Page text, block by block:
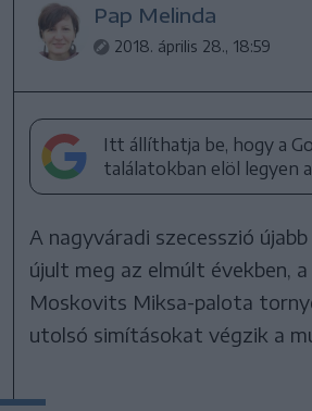
Pap Melinda
2018. április 28., 18:59
Itt állíthatja be, hogy a
találatokban elöl legyen
A nagyváradi szecesszió
újult meg az elmúlt években,
Moskovits Miksa-palota
utolsó simításokat végzik a